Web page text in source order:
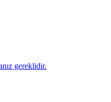
gereklidir.